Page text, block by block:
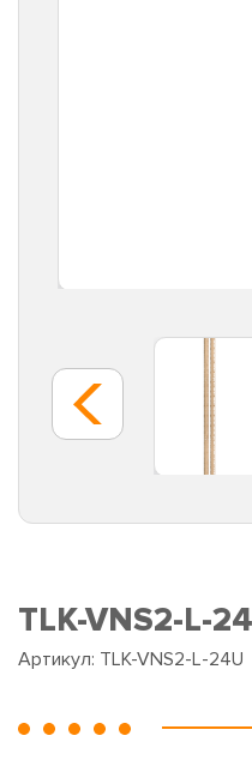
TLK-VNS2-L-
Артикул: TLK-VNS2-L-24U